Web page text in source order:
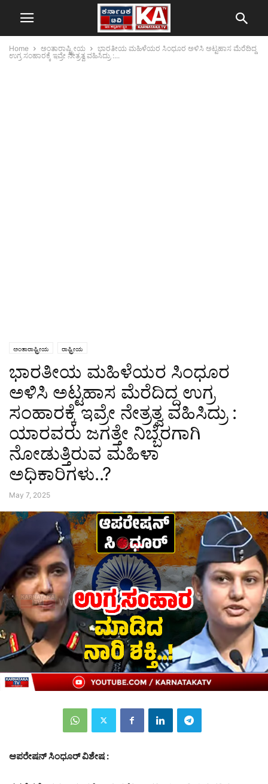
Home ಅಂತಾರಾಷ್ಟ್ರೀಯ
ಭಾರತೀಯ ಮಹಿಳೆಯರ ಸಿಂಧೂರ ಅಳಿಸಿ ಅಟ್ಟಹಾಸ ಮೆರೆದಿದ್ದ
ಉಗ್ರ ಸಂಹಾರಕ್ಕೆ ಇವ್ರೇ ನೇತ್ರತ್ವ ವಹಿಸಿದ್ರು :...
ಅಂತಾರಾಷ್ಟ್ರೀಯ ರಾಷ್ಟ್ರೀಯ
ಭಾರತೀಯ ಮಹಿಳೆಯರ ಸಿಂಧೂರ
ಅಳಿಸಿ ಅಟ್ಟಹಾಸ ಮೆರೆದಿದ್ದ ಉಗ್ರ
ಸಂಹಾರಕ್ಕೆ ಇವ್ರೇ ನೇತ್ರತ್ವ ವಹಿಸಿದ್ರು :
ಯಾರವರು ಜಗತ್ತೇ ನಿಬ್ಬೆರಗಾಗಿ
ನೋಡುತ್ತಿರುವ ಮಹಿಳಾ
ಅಧಿಕಾರಿಗಳು..?
May 7, 2025
ಆಪರೇಷನ್‌ ಸಿಂಧೂರ್‌ ವಿಶೇಷ :